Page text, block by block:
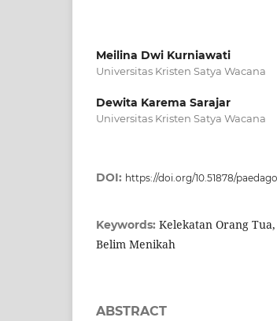
Meilina Dwi Kurniawati
Universitas Kristen Satya Wacana
Dewita Karema Sarajar
Universitas Kristen Satya Wacana
DOI: https://doi.org/10.51878/
Keywords: Kelekatan Orang
Belim Menikah
ABSTRACT